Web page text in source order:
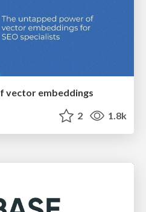
vector embeddings
2 1.8k